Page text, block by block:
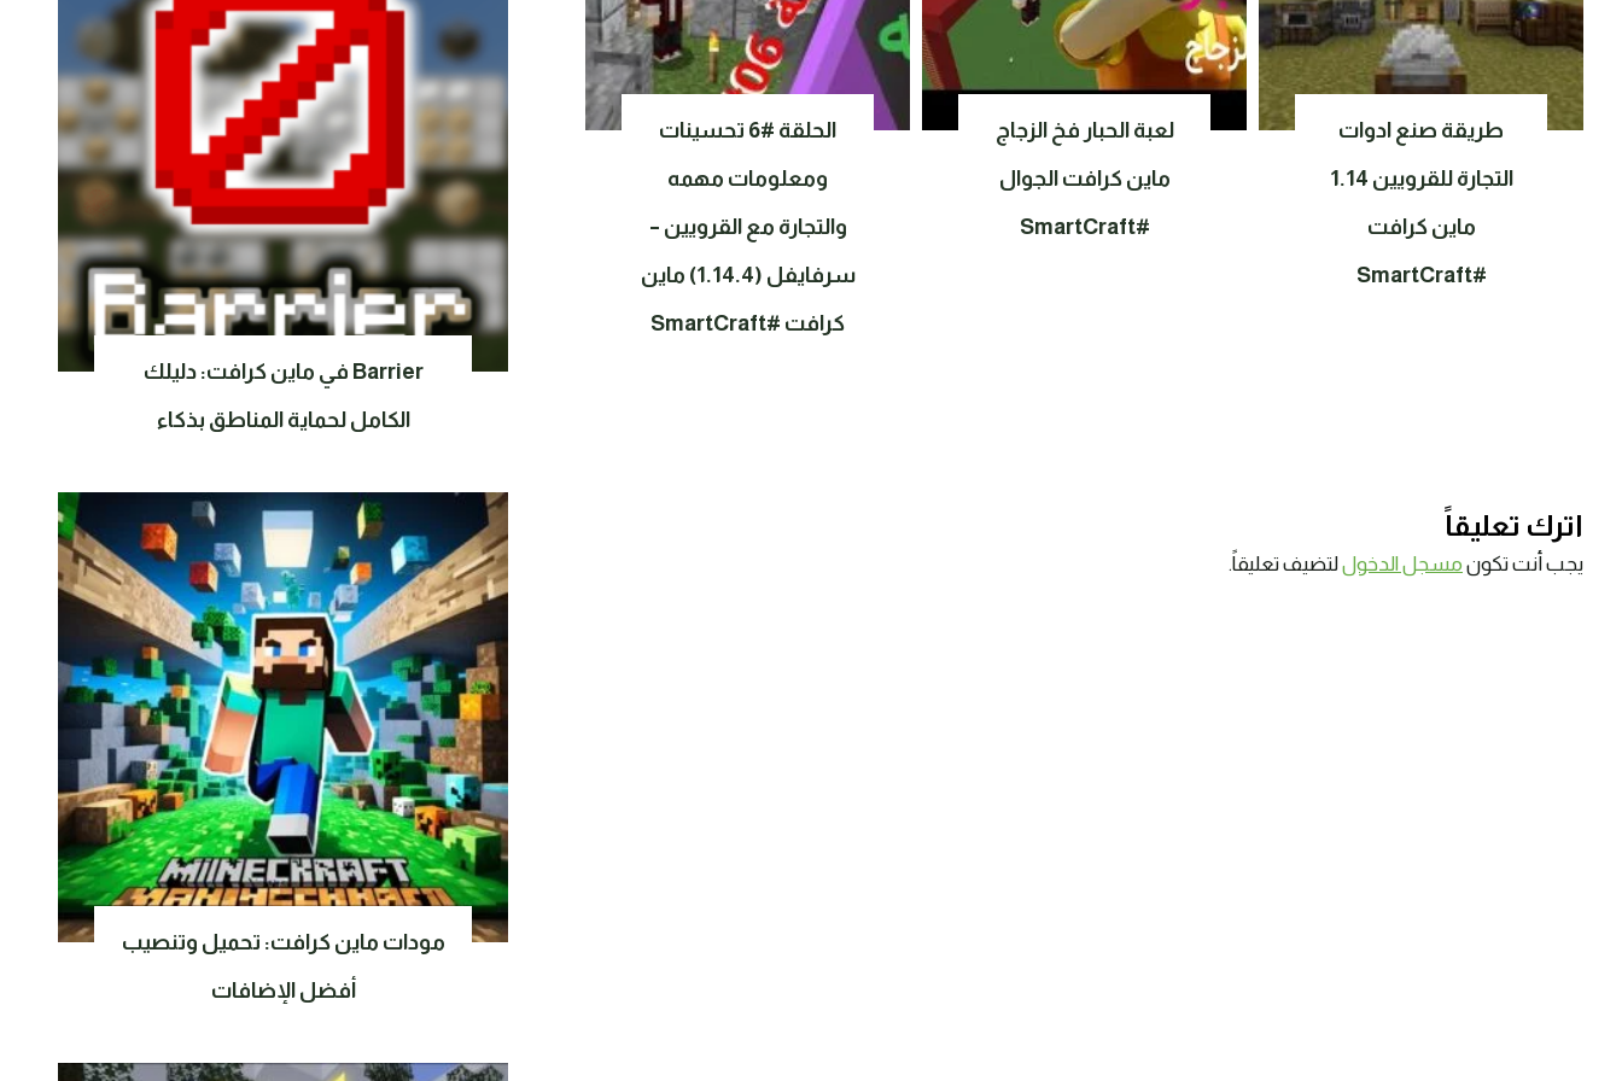
طريقة صنع ادوات
التجارة للقرويين 1.14
ماين كرافت
#SmartCraft
لعبة الحبار فخ الزجاج
ماين كرافت الجوال
#SmartCraft
الحلقة #6 تحسينات
ومعلومات مهمه
والتجارة مع القرويين –
سرفايفل (1.14.4) ماين
كرافت #SmartCraft
اترك تعليقاً
يجب أنت تكون مسجل الدخوللتضيف تعليقاً.
Barrier في ماين كرافت: دليلك
الكامل لحماية المناطق بذكاء
مودات ماين كرافت: تحميل وتنصيب
أفضل الإضافات